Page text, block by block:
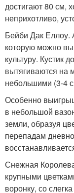
достигают 80 см,
неприхотливо,
Бейби Дак Еллоу.
которую можно
культуру. Кустик
вытягиваются на
небольшими (3-4
Особенно
в небольшой
земли, образуя
перепадам
Снежная
крупными
воронку, со